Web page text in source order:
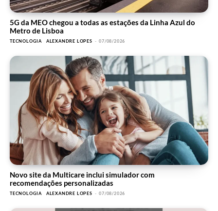
5G da MEO chegou a todas as estações da Linha Azul do
Metro de Lisboa
TECNOLOGIA ALEXANDRE LOPES - 07/08/2026
Novo site da Multicare inclui simulador com
recomendações personalizadas
TECNOLOGIA ALEXANDRE LOPES - 07/08/2026